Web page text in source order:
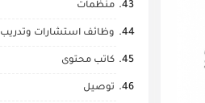
منظمات
وظائف استشارات وتدريب
كاتب محتوى
توصيل